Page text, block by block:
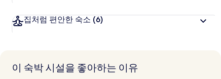
집처럼 편안한 숙소 (6)
이 숙박 시설을 좋아하는 이유